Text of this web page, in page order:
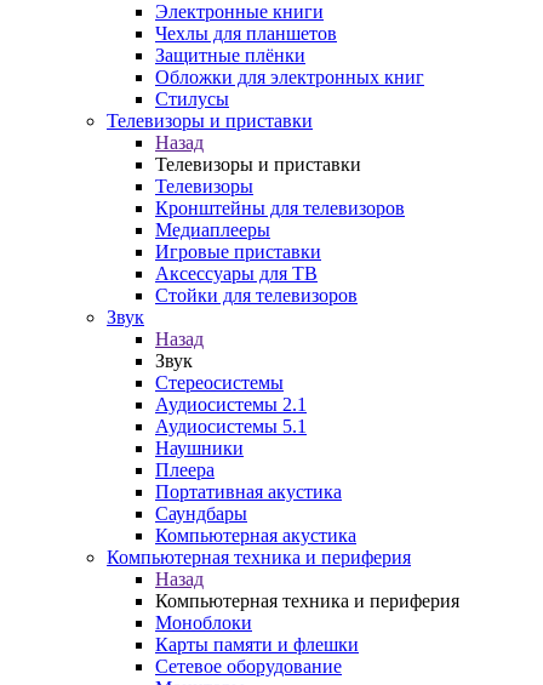
Электронные книги
Чехлы для планшетов
Защитные плёнки
Обложки для электронных книг
Стилусы
Телевизоры и приставки
Назад
Телевизоры и приставки
Телевизоры
Кронштейны для телевизоров
Медиаплееры
Игровые приставки
Аксессуары для ТВ
Стойки для телевизоров
Звук
Назад
Звук
Стереосистемы
Аудиосистемы 2.1
Аудиосистемы 5.1
Наушники
Плеера
Портативная акустика
Саундбары
Компьютерная акустика
Компьютерная техника и периферия
Назад
Компьютерная техника и периферия
Моноблоки
Карты памяти и флешки
Сетевое оборудование